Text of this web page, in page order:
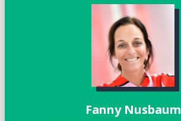
Fanny Nusbaum